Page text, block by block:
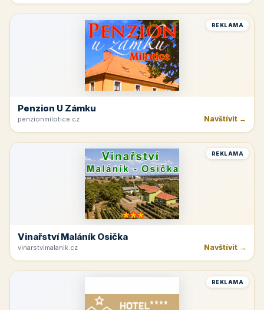
REKLAMA
Penzion U Zámku
penzionmilotice.cz Navštívit →
REKLAMA
Vinařství Maláník Osička
vinarstvimalanik.cz Navštívit →
REKLAMA